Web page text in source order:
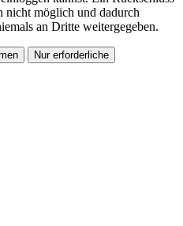
nicht möglich und dadurch
an Dritte weitergegeben.
Nur erforderliche